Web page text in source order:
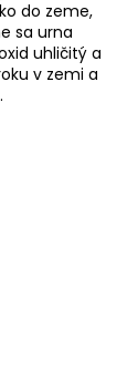
do zeme,
sa urna
uhličitý a
v zemi a